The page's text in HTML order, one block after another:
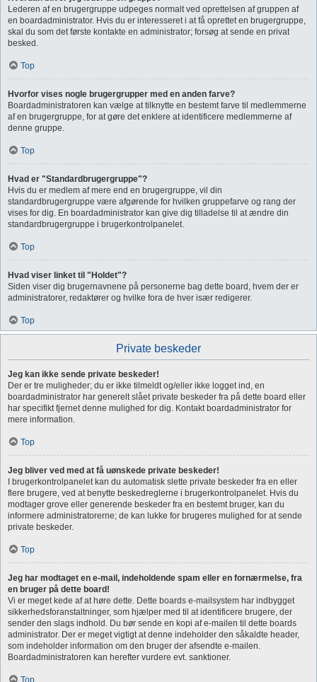
Lederen af en brugergruppe udpeges normalt ved oprettelsen af gruppen af
en boardadministrator. Hvis du er interesseret i at få oprettet en brugergruppe,
skal du som det første kontakte en administrator; forsøg at sende en privat
besked.
Top
Hvorfor vises nogle brugergrupper med en anden farve?
Boardadministratoren kan vælge at tilknytte en bestemt farve til medlemmerne
af en brugergruppe, for at gøre det enklere at identificere medlemmerne af
denne gruppe.
Top
Hvad er "Standardbrugergruppe"?
Hvis du er medlem af mere end en brugergruppe, vil din
standardbrugergruppe være afgørende for hvilken gruppefarve og rang der
vises for dig. En boardadministrator kan give dig tilladelse til at ændre din
standardbrugergruppe i brugerkontrolpanelet.
Top
Hvad viser linket til "Holdet"?
Siden viser dig brugernavnene på personerne bag dette board, hvem der er
administratorer, redaktører og hvilke fora de hver især redigerer.
Top
Private beskeder
Jeg kan ikke sende private beskeder!
Der er tre muligheder; du er ikke tilmeldt og/eller ikke logget ind, en
boardadministrator har generelt slået private beskeder fra på dette board eller
har specifikt fjernet denne mulighed for dig. Kontakt boardadministrator for
mere information.
Top
Jeg bliver ved med at få uønskede private beskeder!
I brugerkontrolpanelet kan du automatisk slette private beskeder fra en eller
flere brugere, ved at benytte beskedreglerne i brugerkontrolpanelet. Hvis du
modtager grove eller generende beskeder fra en bestemt bruger, kan du
informere administratorerne; de kan lukke for brugeres mulighed for at sende
private beskeder.
Top
Jeg har modtaget en e-mail, indeholdende spam eller en fornærmelse, fra
en bruger på dette board!
Vi er meget kede af at høre dette. Dette boards e-mailsystem har indbygget
sikkerhedsforanstaltninger, som hjælper med til at identificere brugere, der
sender den slags indhold. Du bør sende en kopi af e-mailen til dette boards
administrator. Der er meget vigtigt at denne indeholder den såkaldte header,
som indeholder information om den bruger der afsendte e-mailen.
Boardadministratoren kan herefter vurdere evt. sanktioner.
Top